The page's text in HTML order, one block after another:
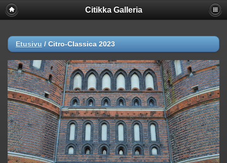
Citikka Galleria
Etusivu / Citro-Classica 2023